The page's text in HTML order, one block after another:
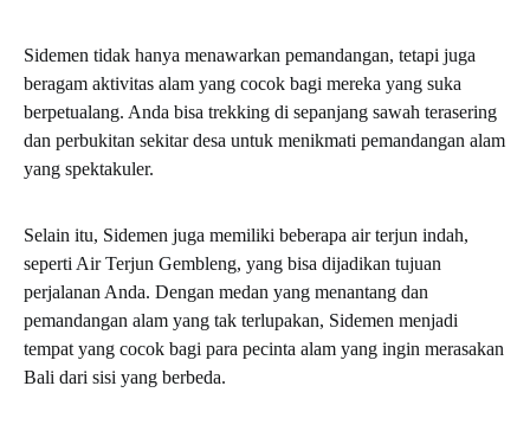
Sidemen tidak hanya menawarkan pemandangan, tetapi juga
beragam aktivitas alam yang cocok bagi mereka yang suka
berpetualang. Anda bisa trekking di sepanjang sawah terasering
dan perbukitan sekitar desa untuk menikmati pemandangan alam
yang spektakuler.
Selain itu, Sidemen juga memiliki beberapa air terjun indah,
seperti Air Terjun Gembleng, yang bisa dijadikan tujuan
perjalanan Anda. Dengan medan yang menantang dan
pemandangan alam yang tak terlupakan, Sidemen menjadi
tempat yang cocok bagi para pecinta alam yang ingin merasakan
Bali dari sisi yang berbeda.